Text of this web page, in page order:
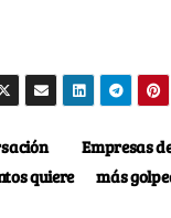
Empresas
más
quiere